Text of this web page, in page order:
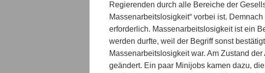
Regierenden durch alle Bereiche der
Massenarbeitslosigkeit“ vorbei ist.
erforderlich. Massenarbeitslosigkeit ist ein
werden durfte, weil der Begriff sonst
Massenarbeitslosigkeit war. Am Zustand
geändert. Ein paar Minijobs kamen dazu,